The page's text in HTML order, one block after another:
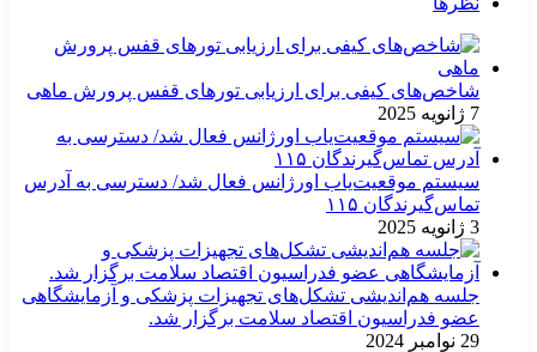
شاخص‌های کیفی برای ارزیابی تورهای قفس پرورش ماهی
7 ژانویه 2025
سیستم موقعیت‌یاب اورژانس فعال شد/ دسترسی به آدرس
تماس‌گیرندگان ۱۱۵
3 ژانویه 2025
جلسه هم‌اندیشی تشکل‌های تجهیزات پزشکی و آزمایشگاهی
عضو فدراسیون اقتصاد سلامت برگزار شد.
29 نوامبر 2024